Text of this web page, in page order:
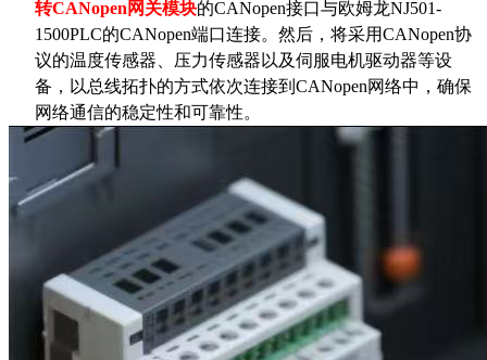
转CANopen 网关模块的CANopen接口与欧姆龙NJ501-
1500PLC的CANopen端口连接。然后，将采用CANopen协
议的温度传感器、压力传感器以及伺服电机驱动器等设
备，以总线拓扑的方式依次连接到CANopen网络中，确保
网络通信的稳定性和可靠性。